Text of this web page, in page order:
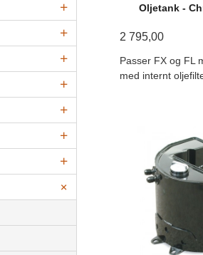
Oljetank -
2 795,00
Passer FX og FL
med internt